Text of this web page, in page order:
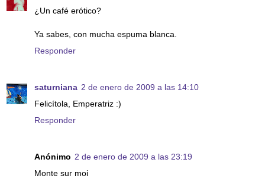
¿Un café erótico?
Ya sabes, con mucha espuma blanca.
Responder
saturniana 2 de enero de 2009 a las 14:10
Felicítola, Emperatriz :)
Responder
Anónimo 2 de enero de 2009 a las 23:19
Monte sur moi